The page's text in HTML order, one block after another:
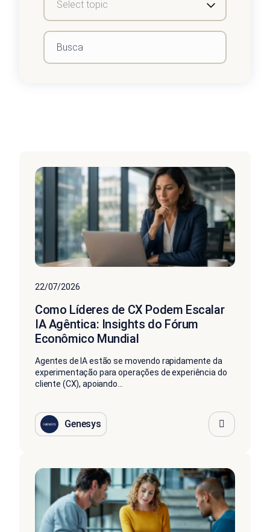
22/07/2026
Como Líderes de CX Podem Escalar
IA Agêntica: Insights do Fórum
Econômico Mundial
Agentes de IA estão se movendo rapidamente da
experimentação para operações de experiência do
cliente (CX), apoiando...
Genesys